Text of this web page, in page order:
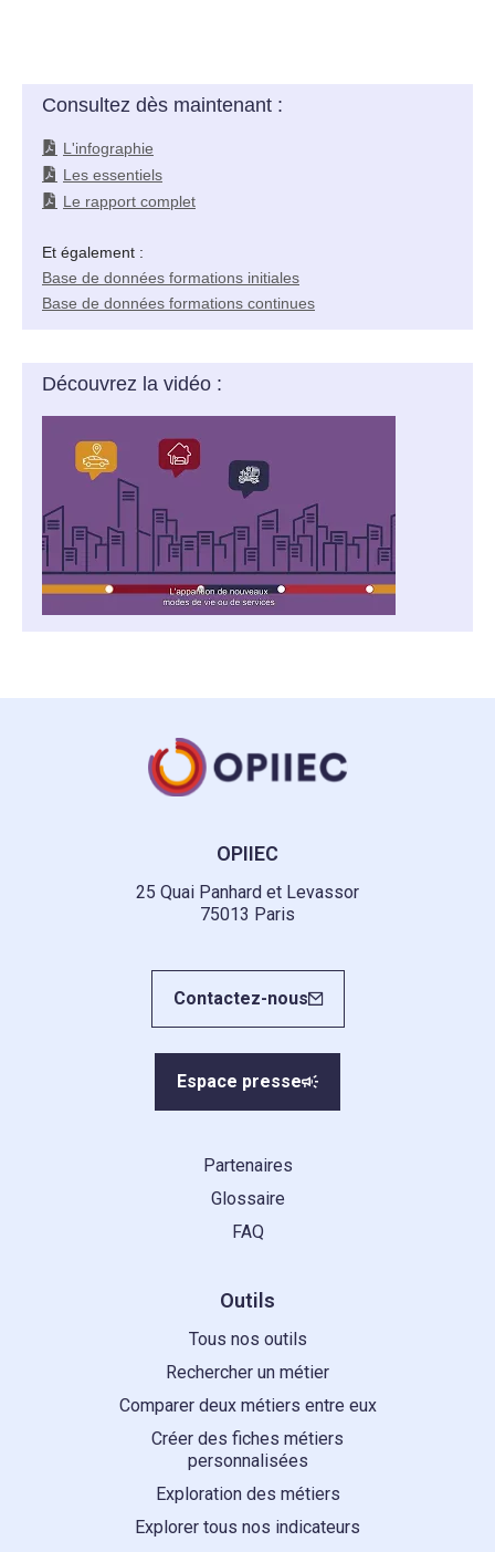
Consultez dès maintenant :
L'infographie
Les essentiels
Le rapport complet
Et également :
Base de données formations initiales
Base de données formations continues
Découvrez la vidéo :
OPIIEC
25 Quai Panhard et Levassor
75013 Paris
Contactez-nous
Espace presse
Partenaires
Glossaire
FAQ
Outils
Tous nos outils
Rechercher un métier
Comparer deux métiers entre eux
Créer des fiches métiers
personnalisées
Exploration des métiers
Explorer tous nos indicateurs